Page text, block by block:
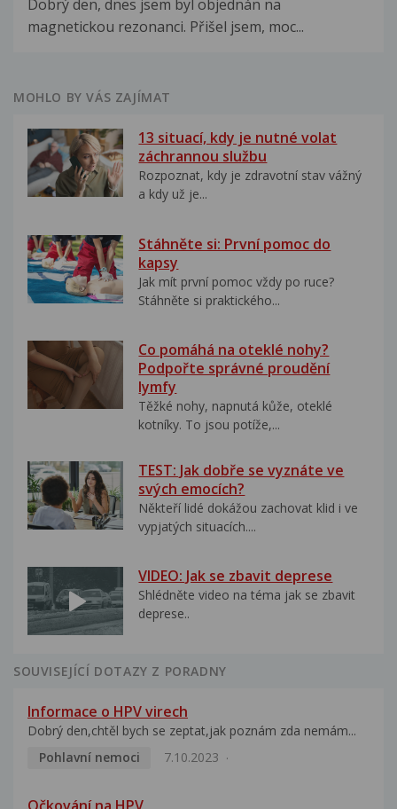
Dobrý den, dnes jsem byl objednán na
magnetickou rezonanci. Přišel jsem, moc...
MOHLO BY VÁS ZAJÍMAT
13 situací, kdy je nutné volat
záchrannou službu
Rozpoznat, kdy je zdravotní stav vážný
a kdy už je...
Stáhněte si: První pomoc do
kapsy
Jak mít první pomoc vždy po ruce?
Stáhněte si praktického...
Co pomáhá na oteklé nohy?
Podpořte správné proudění
lymfy
Těžké nohy, napnutá kůže, oteklé
kotníky. To jsou potíže,...
TEST: Jak dobře se vyznáte ve
svých emocích?
Někteří lidé dokážou zachovat klid i ve
vypjatých situacích....
VIDEO: Jak se zbavit deprese
Shlédněte video na téma jak se zbavit
deprese..
SOUVISEJÍCÍ DOTAZY Z PORADNY
Informace o HPV virech
Dobrý den,chtěl bych se zeptat,jak poznám zda nemám...
Pohlavní nemoci
7.10.2023